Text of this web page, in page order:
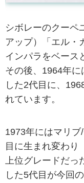
シボレーのクーペ
アップ）「エル・
インパラをベース
その後、1964年に
した2代目に、
れています。
1973年にはマリ
目に生まれ変わり
上位グレードだ
した5代目が今回